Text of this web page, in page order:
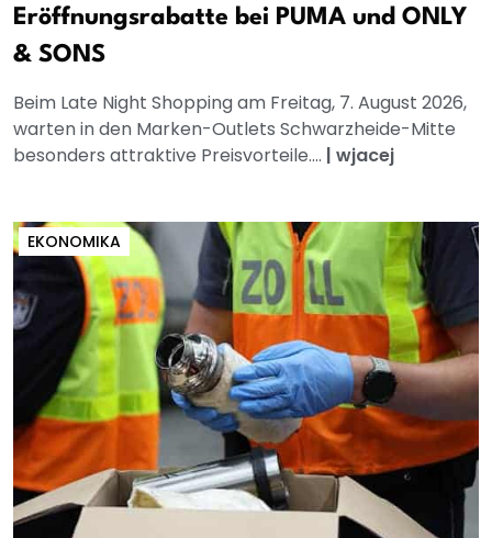
Eröffnungsrabatte bei PUMA und ONLY
& SONS
Beim Late Night Shopping am Freitag, 7. August 2026,
warten in den Marken-Outlets Schwarzheide-Mitte
besonders attraktive Preisvorteile.... | wjacej
EKONOMIKA